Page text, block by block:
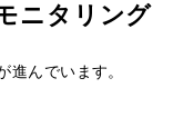
ニタリング
進んでいます。